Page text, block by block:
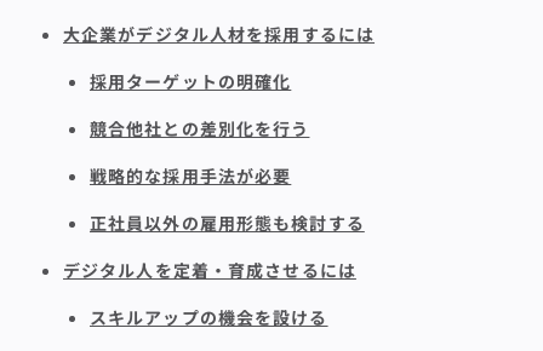
大企業がデジタル人材を採用するには
採用ターゲットの明確化
競合他社との差別化を行う
戦略的な採用手法が必要
正社員以外の雇用形態も検討する
デジタル人を定着・育成させるには
スキルアップの機会を設ける